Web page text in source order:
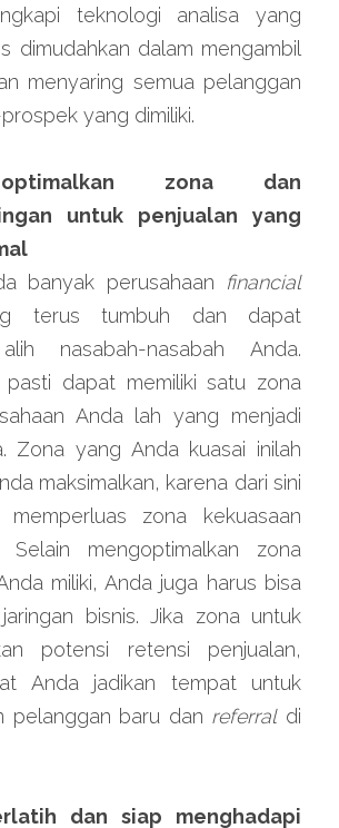
teknologi analisa yang
dimudahkan dalam mengambil
menyaring semua pelanggan
yang dimiliki.
untuk penjualan yang
banyak perusahaan financial
terus tumbuh dan dapat
nasabah-nasabah Anda.
pasti dapat memiliki satu zona
Anda lah yang menjadi
Zona yang Anda kuasai inilah
maksimalkan, karena dari sini
zona kekuasaan
Selain mengoptimalkan zona
miliki, Anda juga harus bisa
bisnis. Jika zona untuk
potensi retensi penjualan,
Anda jadikan tempat untuk
pelanggan baru dan referral di
dan siap menghadapi